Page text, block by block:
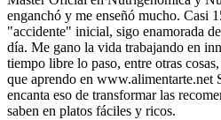
enganchó y me enseñó mucho. Casi
"accidente" inicial, sigo enamorada
día. Me gano la vida trabajando en
tiempo libre lo paso, entre otras
que aprendo en www.alimentarte.net
encanta eso de transformar las
saben en platos fáciles y ricos.